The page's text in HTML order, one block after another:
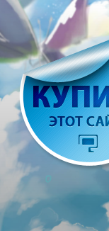
Перейти
содержимому